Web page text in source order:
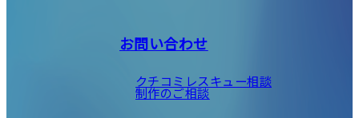
お問い合わせ
クチコミレスキュー相談
制作のご相談